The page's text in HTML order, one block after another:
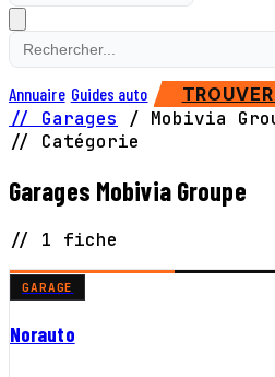
Annuaire Guides auto
// Garages / Mobivia
// Catégorie
Garages Mobivia Groupe
// 1 fiche
GARAGE
Norauto